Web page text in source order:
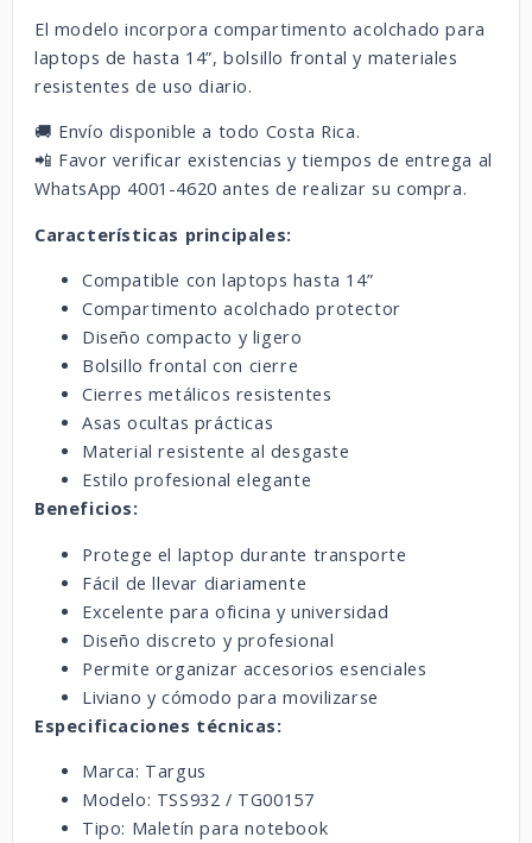
El modelo incorpora compartimento acolchado para
laptops de hasta 14”, bolsillo frontal y materiales
resistentes de uso diario.
🚚 Envío disponible a todo Costa Rica.
📲 Favor verificar existencias y tiempos de entrega al
WhatsApp 4001-4620 antes de realizar su compra.
Características principales:
Compatible con laptops hasta 14”
Compartimento acolchado protector
Diseño compacto y ligero
Bolsillo frontal con cierre
Cierres metálicos resistentes
Asas ocultas prácticas
Material resistente al desgaste
Estilo profesional elegante
Beneficios:
Protege el laptop durante transporte
Fácil de llevar diariamente
Excelente para oficina y universidad
Diseño discreto y profesional
Permite organizar accesorios esenciales
Liviano y cómodo para movilizarse
Especificaciones técnicas:
Marca: Targus
Modelo: TSS932 / TG00157
Tipo: Maletín para notebook